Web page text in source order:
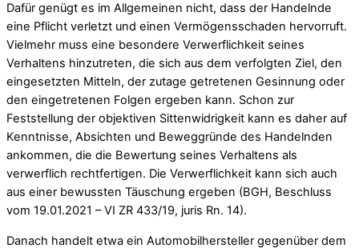
Dafür genügt es im Allgemeinen nicht, dass der Handelnde
eine Pflicht verletzt und einen Vermögensschaden hervorruft.
Vielmehr muss eine besondere Verwerflichkeit seines
Verhaltens hinzutreten, die sich aus dem verfolgten Ziel, den
eingesetzten Mitteln, der zutage getretenen Gesinnung oder
den eingetretenen Folgen ergeben kann. Schon zur
Feststellung der objektiven Sittenwidrigkeit kann es daher auf
Kenntnisse, Absichten und Beweggründe des Handelnden
ankommen, die die Bewertung seines Verhaltens als
verwerflich rechtfertigen. Die Verwerflichkeit kann sich auch
aus einer bewussten Täuschung ergeben (BGH, Beschluss
vom 19.01.2021 – VI ZR 433/19, juris Rn. 14).
Danach handelt etwa ein Automobilhersteller gegenüber dem